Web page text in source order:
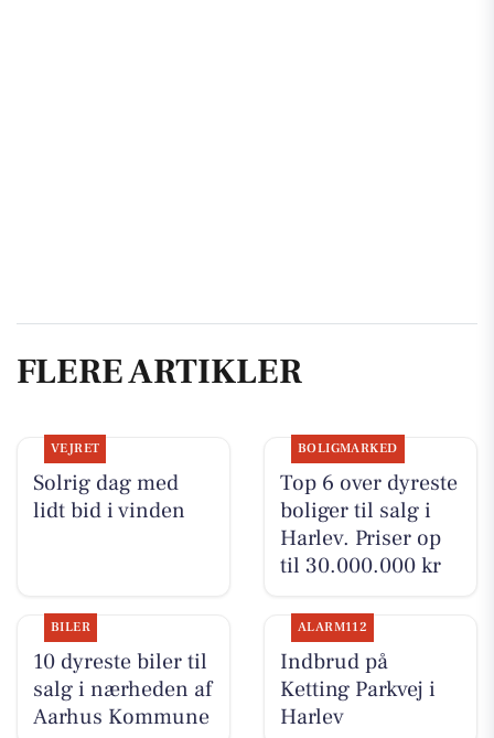
FLERE ARTIKLER
VEJRET
Solrig dag med
lidt bid i vinden
BOLIGMARKED
Top 6 over dyreste
boliger til salg i
Harlev. Priser op
til 30.000.000 kr
BILER
10 dyreste biler til
salg i nærheden af
Aarhus Kommune
ALARM112
Indbrud på
Ketting Parkvej i
Harlev